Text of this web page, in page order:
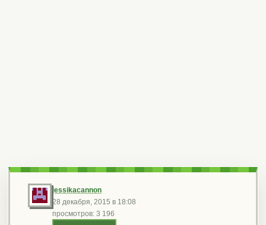
jessikacannon
28 декабря, 2015 в 18:08
просмотров: 3 196